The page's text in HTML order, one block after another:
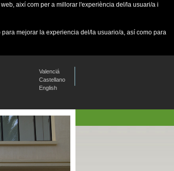
així com per a millorar l'experiència del/la usuari/a i
mejorar la experiencia del/la usuario/a, así como para
Valenciá
Castellano
English